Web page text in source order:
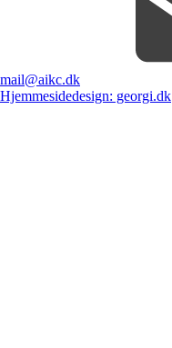
mail@aikc.dk
Hjemmesidedesign: georgi.dk